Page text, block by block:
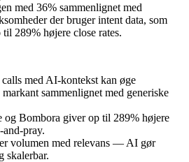
med 36% sammenlignet med
der bruger intent data, som
289% højere close rates.
med AI-kontekst kan øge
sammenlignet med generiske
og Bombora giver op til 289% højere
and-pray.
volumen med relevans — AI gør
skalerbar.